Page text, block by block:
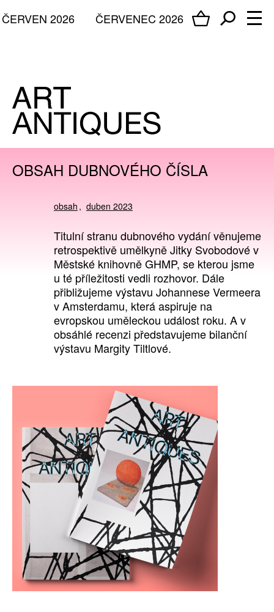
ČERVENEC 2026
ČERVEN 2026
OBSAH DUBNOVÉHO ČÍSLA
obsah duben 2023
Titulní stranu dubnového vydání věnujeme
retrospektivě umělkyně Jitky Svobodové v
Městské knihovně GHMP, se kterou jsme
u té příležitosti vedli rozhovor. Dále
přibližujeme výstavu Johannese Vermeera
v Amsterdamu, která aspiruje na
evropskou uměleckou událost roku. A v
obsáhlé recenzi představujeme bilanční
výstavu Margity Tiltlové.